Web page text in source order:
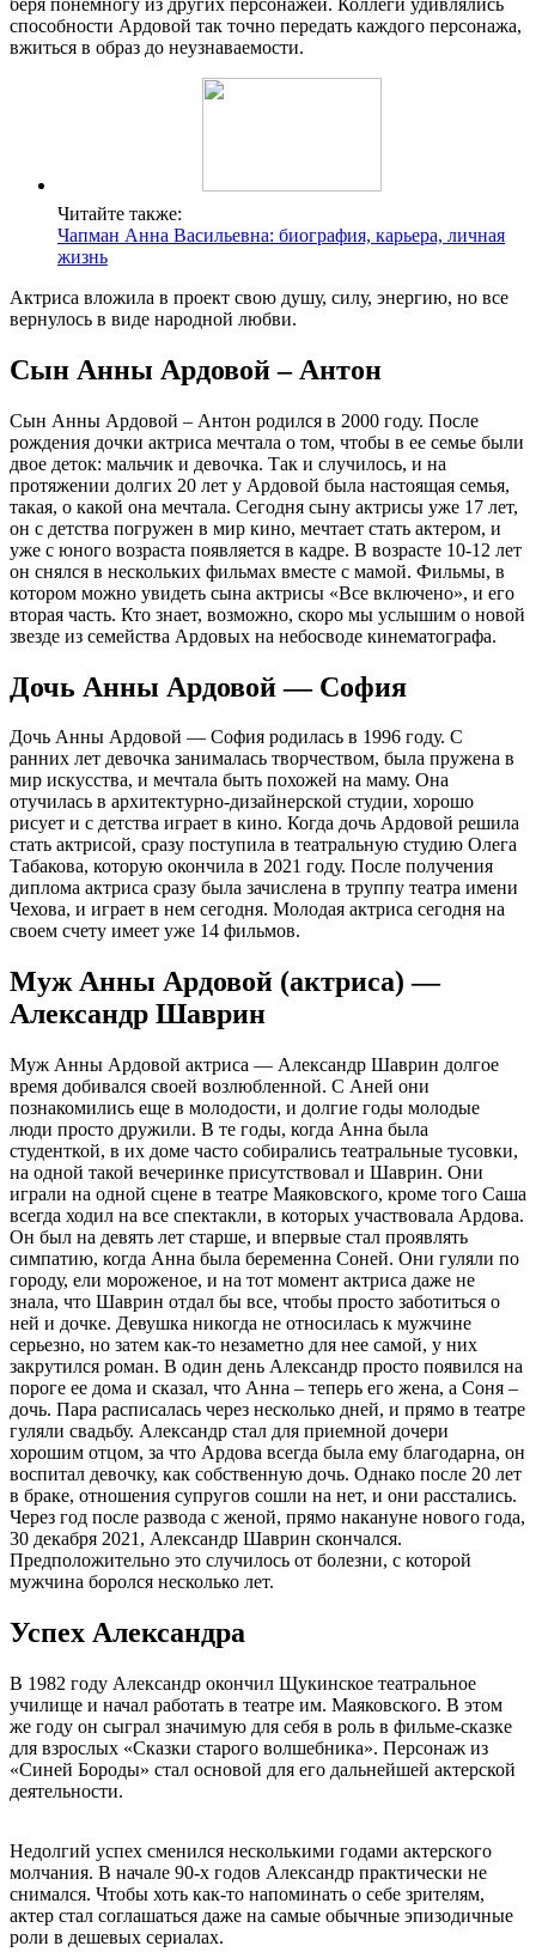
способности Ардовой так точно передать каждого персонажа,
вжиться в образ до неузнаваемости.
Читайте также:
Чапман Анна Васильевна: биография, карьера, личная
жизнь
Актриса вложила в проект свою душу, силу, энергию, но все
вернулось в виде народной любви.
Сын Анны Ардовой – Антон
Сын Анны Ардовой – Антон родился в 2000 году. После
рождения дочки актриса мечтала о том, чтобы в ее семье были
двое деток: мальчик и девочка. Так и случилось, и на
протяжении долгих 20 лет у Ардовой была настоящая семья,
такая, о какой она мечтала. Сегодня сыну актрисы уже 17 лет,
он с детства погружен в мир кино, мечтает стать актером, и
уже с юного возраста появляется в кадре. В возрасте 10-12 лет
он снялся в нескольких фильмах вместе с мамой. Фильмы, в
котором можно увидеть сына актрисы «Все включено», и его
вторая часть. Кто знает, возможно, скоро мы услышим о новой
звезде из семейства Ардовых на небосводе кинематографа.
Дочь Анны Ардовой — София
Дочь Анны Ардовой — София родилась в 1996 году. С
ранних лет девочка занималась творчеством, была пружена в
мир искусства, и мечтала быть похожей на маму. Она
отучилась в архитектурно-дизайнерской студии, хорошо
рисует и с детства играет в кино. Когда дочь Ардовой решила
стать актрисой, сразу поступила в театральную студию Олега
Табакова, которую окончила в 2021 году. После получения
диплома актриса сразу была зачислена в труппу театра имени
Чехова, и играет в нем сегодня. Молодая актриса сегодня на
своем счету имеет уже 14 фильмов.
Муж Анны Ардовой (актриса) —
Александр Шаврин
Муж Анны Ардовой актриса — Александр Шаврин долгое
время добивался своей возлюбленной. С Аней они
познакомились еще в молодости, и долгие годы молодые
люди просто дружили. В те годы, когда Анна была
студенткой, в их доме часто собирались театральные тусовки,
на одной такой вечеринке присутствовал и Шаврин. Они
играли на одной сцене в театре Маяковского, кроме того Саша
всегда ходил на все спектакли, в которых участвовала Ардова.
Он был на девять лет старше, и впервые стал проявлять
симпатию, когда Анна была беременна Соней. Они гуляли по
городу, ели мороженое, и на тот момент актриса даже не
знала, что Шаврин отдал бы все, чтобы просто заботиться о
ней и дочке. Девушка никогда не относилась к мужчине
серьезно, но затем как-то незаметно для нее самой, у них
закрутился роман. В один день Александр просто появился на
пороге ее дома и сказал, что Анна – теперь его жена, а Соня –
дочь. Пара расписалась через несколько дней, и прямо в театре
гуляли свадьбу. Александр стал для приемной дочери
хорошим отцом, за что Ардова всегда была ему благодарна, он
воспитал девочку, как собственную дочь. Однако после 20 лет
в браке, отношения супругов сошли на нет, и они расстались.
Через год после развода с женой, прямо накануне нового года,
30 декабря 2021, Александр Шаврин скончался.
Предположительно это случилось от болезни, с которой
мужчина боролся несколько лет.
Успех Александра
В 1982 году Александр окончил Щукинское театральное
училище и начал работать в театре им. Маяковского. В этом
же году он сыграл значимую для себя в роль в фильме-сказке
для взрослых «Сказки старого волшебника». Персонаж из
«Синей Бороды» стал основой для его дальнейшей актерской
деятельности.
Недолгий успех сменился несколькими годами актерского
молчания. В начале 90-х годов Александр практически не
снимался. Чтобы хоть как-то напоминать о себе зрителям,
актер стал соглашаться даже на самые обычные эпизодичные
роли в дешевых сериалах.